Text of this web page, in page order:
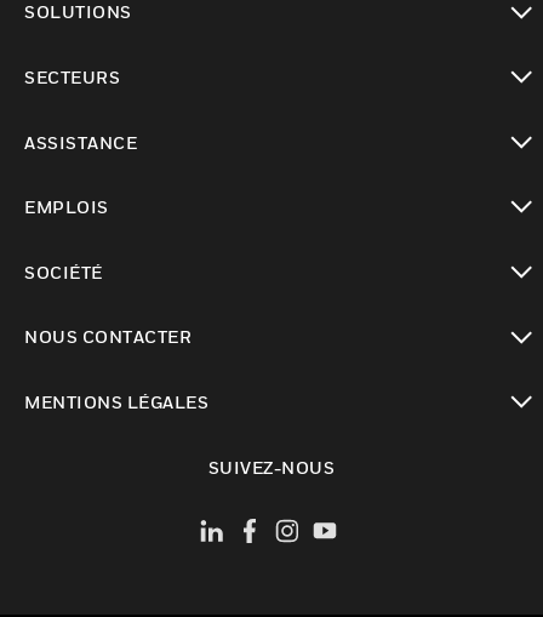
SOLUTIONS
SECTEURS
ASSISTANCE
EMPLOIS
SOCIÉTÉ
NOUS CONTACTER
MENTIONS LÉGALES
SUIVEZ-NOUS